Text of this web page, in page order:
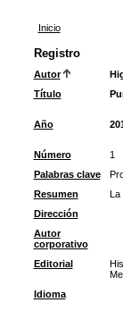
Inicio
Registro
Autor
Título
Año
Número
1
Palabras clave
Resumen
La
Dirección
Autor
corporativo
Editorial
Idioma